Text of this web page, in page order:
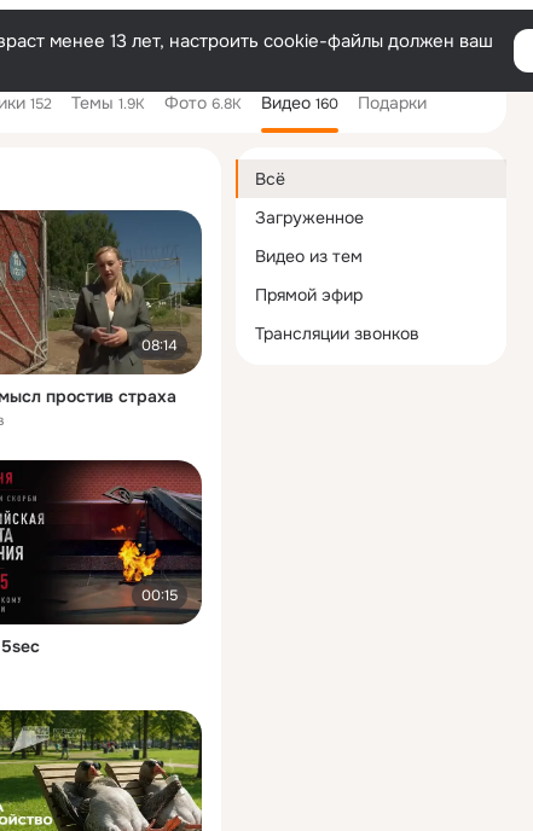
менее 13 лет, настроить cookie-файлы должен ваш
152 Темы 1.9K Фото 6.8K Видео 160 Подарки
08:14
простив страха
00:15
Дополнительная
колонка
Всё
Загруженное
Видео из тем
Прямой эфир
Трансляции звонков